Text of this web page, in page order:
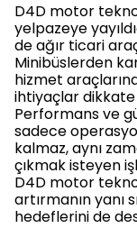
D4D motor
yelpazeye
de ağır ticari
Minibüslerden
hizmet
ihtiyaçlar dikkate
Performans ve
sadece
kalmaz, aynı
çıkmak isteyen
D4D motor
artırmanın yanı
hedeflerini de